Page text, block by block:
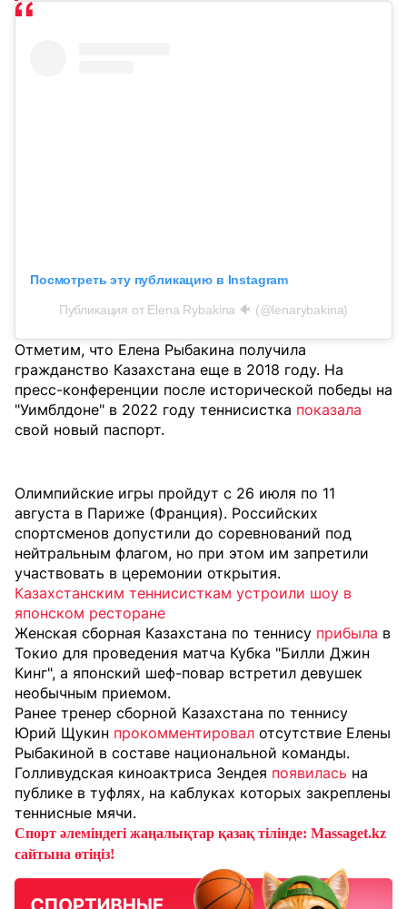
Посмотреть эту публикацию в Instagram
Публикация от Elena Rybakina 🐠 (@lenarybakina)
Отметим, что Елена Рыбакина получила
гражданство Казахстана еще в 2018 году. На
пресс-конференции после исторической победы на
"Уимблдоне" в 2022 году теннисистка показала
свой новый паспорт.
Олимпийские игры пройдут с 26 июля по 11
августа в Париже (Франция). Российских
спортсменов допустили до соревнований под
нейтральным флагом, но при этом им запретили
участвовать в церемонии открытия.
Казахстанским теннисисткам устроили шоу в
японском ресторане
Женская сборная Казахстана по теннису прибыла в
Токио для проведения матча Кубка "Билли Джин
Кинг", а японский шеф-повар встретил девушек
необычным приемом.
Ранее тренер сборной Казахстана по теннису
Юрий Щукин прокомментировал отсутствие Елены
Рыбакиной в составе национальной команды.
Голливудская киноактриса Зендея появилась на
публике в туфлях, на каблуках которых закреплены
теннисные мячи.
Спорт әлеміндегі жаңалықтар қазақ тілінде: Massaget.kz
сайтына өтіңіз!